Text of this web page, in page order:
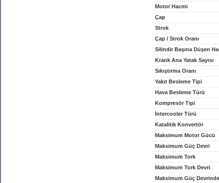
Motor Hacmi
Çap
Strok
Çap / Strok Oranı
Silindir Başına Düşen
Krank Ana Yatak Sayısı
Sıkıştırma Oranı
Yakıt Besleme Tipi
Hava Besleme Türü
Kompresör Tipi
İntercooler Türü
Katalitik Konvertör
Maksimum Motor Gücü
Maksimum Güç Devri
Maksimum Tork
Maksimum Tork Devri
Maksimum Güç